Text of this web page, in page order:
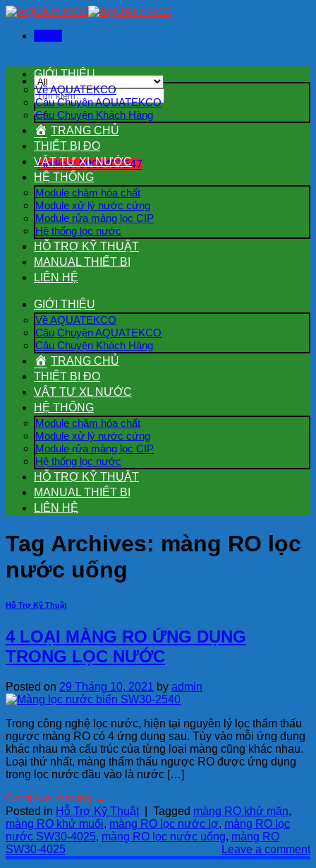
Skip
content
Tìm
kiếm:
Hotline: 0909407547
GIỚI THIỆU
Về AQUATEKCO
Câu Chuyện AQUATEKCO
Câu Chuyện Khách Hàng
TRANG CHỦ
THIẾT BỊ ĐO
VẬT TƯ XL NƯỚC
HỆ THỐNG
Module châm hóa chất
Module xử lý nước cứng
Module rửa màng lọc CIP
Hệ thống lọc nước
HỖ TRỢ KỸ THUẬT
MANUAL THIẾT BỊ
LIÊN HỆ
GIỚI THIỆU
Về AQUATEKCO
Câu Chuyện AQUATEKCO
Câu Chuyện Khách Hàng
TRANG CHỦ
THIẾT BỊ ĐO
VẬT TƯ XL NƯỚC
HỆ THỐNG
Module châm hóa chất
Module xử lý nước cứng
Module rửa màng lọc CIP
Hệ thống lọc nước
HỖ TRỢ KỸ THUẬT
MANUAL THIẾT BỊ
LIÊN HỆ
Tag Archives: màng RO lọc
nước uống
Hỗ Trợ Kỹ Thuật
4 LOẠI MÀNG RO ỨNG DỤNG
TRONG LỌC NƯỚC
Posted on 29 Tháng 10, 2021 by admin
Trong công nghệ lọc nước, hiện tại nguyên lý lọc thẩm thấu
ngược màng RO có 4 ứng dụng sau. Tùy vào mỗi ứng dụng
khác nhau mà cấu trúc của từng loại màng cũng khác nhau.
Loại thứ nhất, màng thẩm thấu ngược RO được ứng dụng
trong lọc nước đầu vào là nước […]
Continue reading →
Posted in Hỗ Trợ Kỹ Thuật Tagged màng RO khử mặn,
màng RO khử muối, màng RO lọc nước lợ, màng RO lọc
nước SW30-4025, màng RO lọc nước uống, màng RO
SW30-4025
Leave a comment